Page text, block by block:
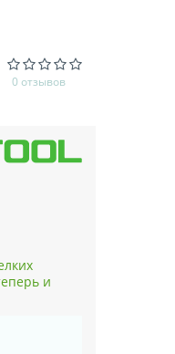
0 отзывов
и